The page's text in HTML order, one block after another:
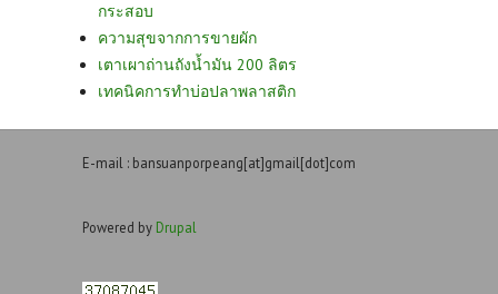
กระสอบ
ความสุขจากการขายผัก
เตาเผาถ่านถังน้ำมัน 200 ลิตร
เทคนิคการทำบ่อปลาพลาสติก
E-mail : bansuanporpeang[at]gmail[dot]com
Powered by Drupal